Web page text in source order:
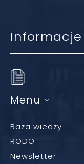
Informacje
Menu
Baza wiedzy
RODO
Newsletter